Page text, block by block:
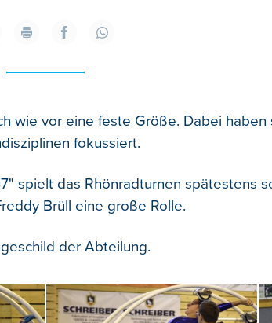
wie vor eine feste Größe. Dabei haben
fokussiert.
spielt das Rhönradturnen spätestens
Brüll eine große Rolle.
der Abteilung.